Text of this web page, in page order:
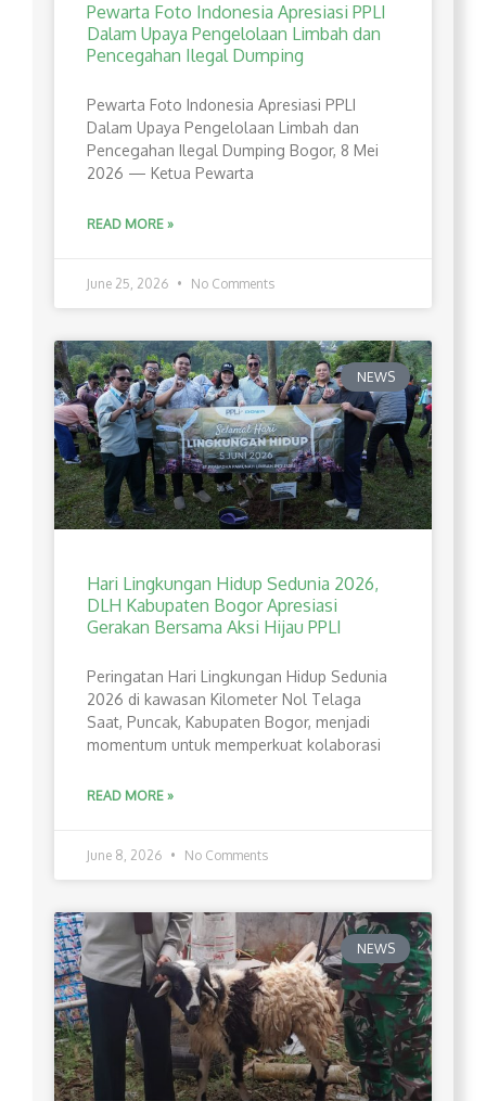
Pewarta Foto Indonesia Apresiasi PPLI
Dalam Upaya Pengelolaan Limbah dan
Pencegahan Ilegal Dumping
Pewarta Foto Indonesia Apresiasi PPLI
Dalam Upaya Pengelolaan Limbah dan
Pencegahan Ilegal Dumping Bogor, 8 Mei
2026 — Ketua Pewarta
READ MORE »
June 25, 2026 No Comments
NEWS
Hari Lingkungan Hidup Sedunia 2026,
DLH Kabupaten Bogor Apresiasi
Gerakan Bersama Aksi Hijau PPLI
Peringatan Hari Lingkungan Hidup Sedunia
2026 di kawasan Kilometer Nol Telaga
Saat, Puncak, Kabupaten Bogor, menjadi
momentum untuk memperkuat kolaborasi
READ MORE »
June 8, 2026 No Comments
NEWS